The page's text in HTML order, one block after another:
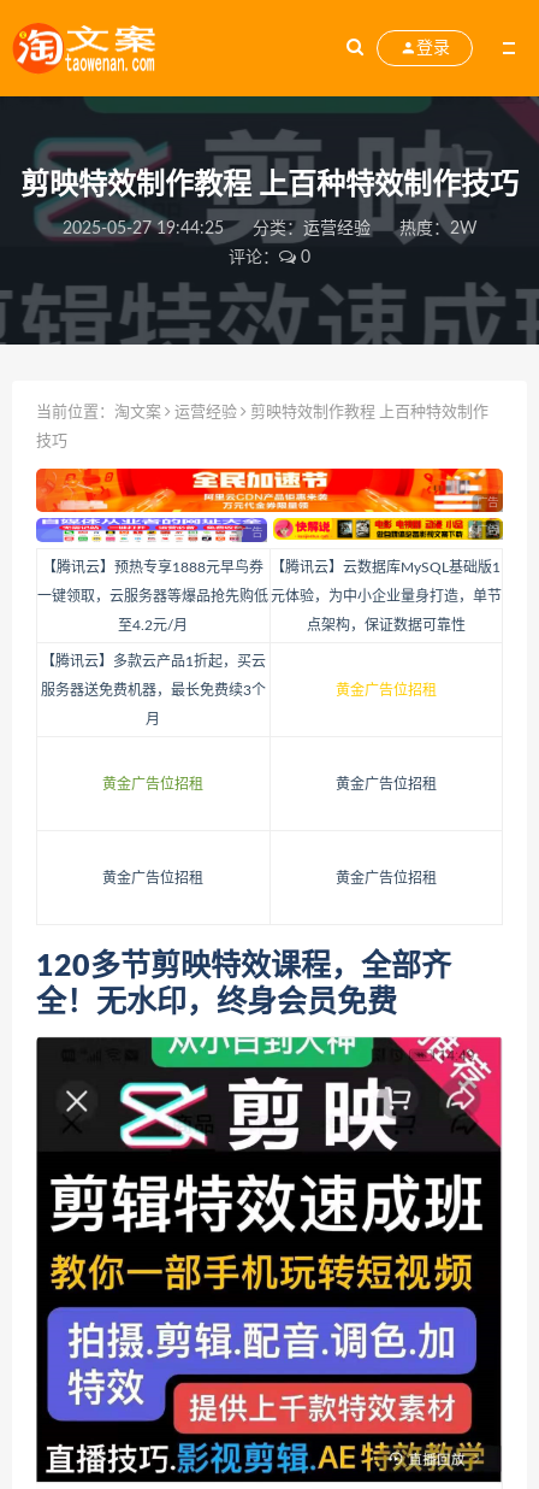
登录
剪映特效制作教程 上百种特效制作技巧
2025-05-27 19:44:25 分类： 运营经验
热度：2W
评论：
0
当前位置： 淘文案 运营经验
剪映特效制作教程 上百种特效制作
技巧
【腾讯云】预热专享1888元早鸟券
一键领取，云服务器等爆品抢先购低
至4.2元/月
【腾讯云】云数据库MySQL基础版1
元体验，为中小企业量身打造，单节
点架构，保证数据可靠性
【腾讯云】多款云产品1折起，买云
服务器送免费机器，最长免费续3个
月
黄金广告位招租
黄金广告位招租 黄金广告位招租
黄金广告位招租 黄金广告位招租
120多节剪映特效课程，全部齐
全！无水印，终身会员免费